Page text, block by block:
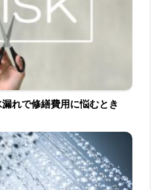
れで修繕費用に悩むとき